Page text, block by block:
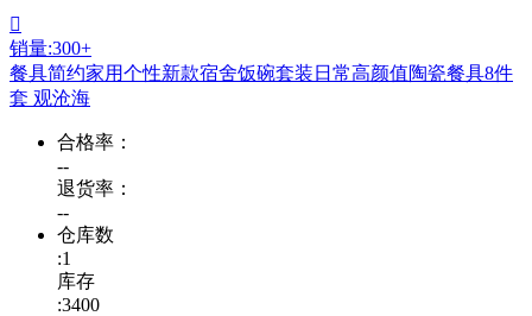

销量:300+
餐具简约家用个性新款宿舍饭碗套装日常高颜值陶瓷餐具8件
套 观沧海
合格率：
--
退货率：
--
仓库数
:1
库存
:3400